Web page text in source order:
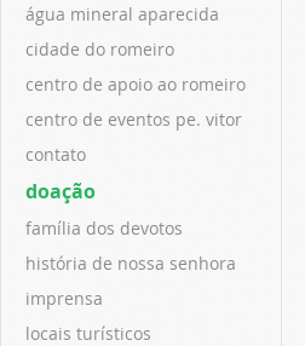
água mineral aparecida
cidade do romeiro
centro de apoio ao romeiro
centro de eventos pe. vitor
contato
doação
família dos devotos
história de nossa senhora
imprensa
locais turísticos